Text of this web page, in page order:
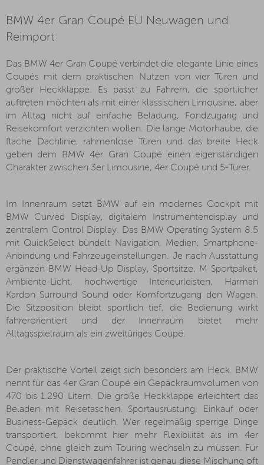
BMW 4er Gran Coupé EU Neuwagen und
Reimport
Das BMW 4er Gran Coupé verbindet die elegante Linie eines
Coupés mit dem praktischen Nutzen von vier Türen und
großer Heckklappe. Es passt zu Fahrern, die sportlicher
auftreten möchten als mit einer klassischen Limousine, aber
im Alltag nicht auf einfache Beladung, Fondzugang und
Reisekomfort verzichten wollen. Die lange Motorhaube, die
flache Dachlinie, rahmenlose Türen und das breite Heck
geben dem BMW 4er Gran Coupé einen eigenständigen
Charakter zwischen 3er Limousine, 4er Coupé und 5-Türer.
Im Innenraum setzt BMW auf ein modernes Cockpit mit
BMW Curved Display, digitalem Instrumentendisplay und
zentralem Control Display. Das BMW Operating System 8.5
mit QuickSelect bündelt Navigation, Medien, Smartphone-
Anbindung und Fahrzeugeinstellungen. Je nach Ausstattung
ergänzen BMW Head-Up Display, Sportsitze, M Sportpaket,
Ambiente-Licht, hochwertige Interieurleisten, Harman
Kardon Surround Sound oder Komfortzugang den Wagen.
Die Sitzposition bleibt sportlich tief, die Bedienung wirkt
fahrerorientiert und der Innenraum bietet mehr
Alltagsspielraum als ein zweitüriges Coupé.
Der praktische Vorteil zeigt sich besonders am Heck. BMW
nennt für das 4er Gran Coupé ein Gepäckraumvolumen von
470 bis 1.290 Litern. Die große Heckklappe erleichtert das
Beladen mit Reisetaschen, Sportausrüstung, Einkauf oder
Business-Gepäck deutlich. Wer regelmäßig sperrige Dinge
transportiert, bekommt hier mehr Flexibilität als im 4er
Coupé, ohne gleich zum Touring wechseln zu müssen. Für
Pendler und Dienstwagenfahrer ist genau diese Mischung oft